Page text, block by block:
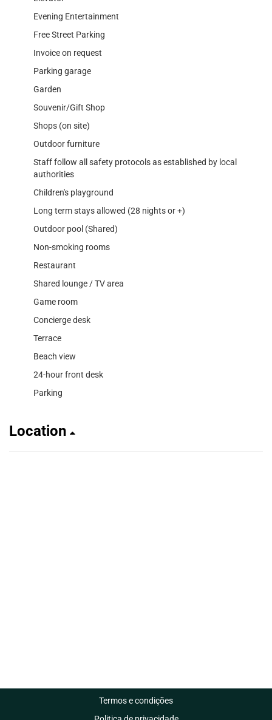
Evening Entertainment
Free Street Parking
Invoice on request
Parking garage
Garden
Souvenir/Gift Shop
Shops (on site)
Outdoor furniture
Staff follow all safety protocols as established by local
authorities
Children's playground
Long term stays allowed (28 nights or +)
Outdoor pool (Shared)
Non-smoking rooms
Restaurant
Shared lounge / TV area
Game room
Concierge desk
Terrace
Beach view
24-hour front desk
Parking
Location
Termos e condições